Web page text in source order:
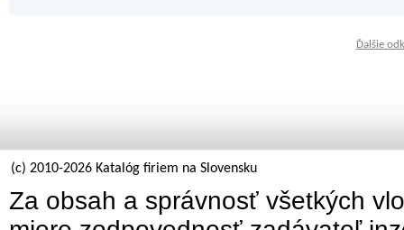
Ďalšie
(c) 2010-2026 Katalóg firiem na Slovensku
Za obsah a správnosť všetkých